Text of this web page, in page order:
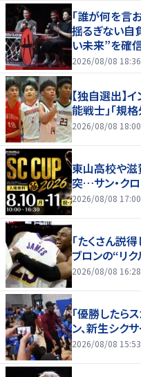
「誰が何を言
揺るぎない
い未来”を確
2026/08/08 18:36
【独自選出】
能戦士」「規
2026/08/08 18:00
東山高校や滋
突…サン・ク
2026/08/08 17:00
「たくさん説
ブロンの“リ
2026/08/08 16:28
「優勝したら
ン、新生シク
2026/08/08 15:53